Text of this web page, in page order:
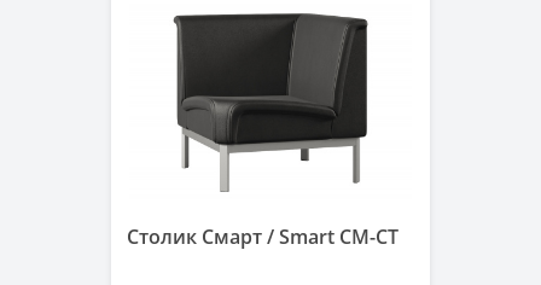
Столик Смарт / Smart СМ-СТ